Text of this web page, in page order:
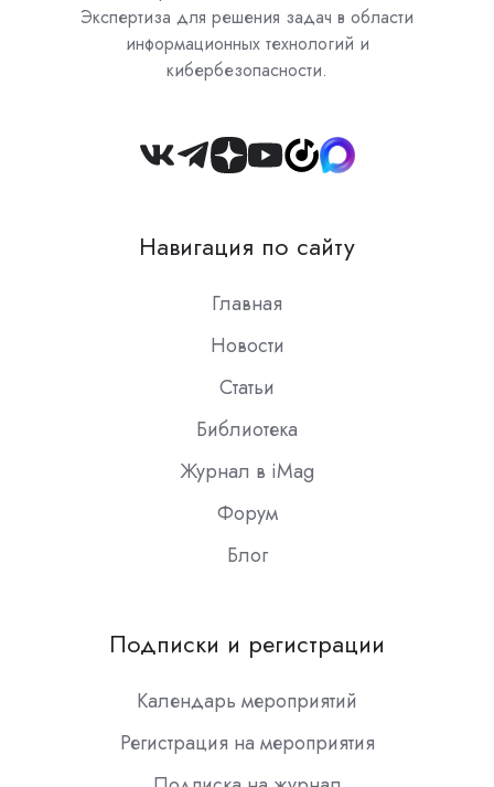
Экспертиза для решения задач в области
информационных технологий и
кибербезопасности.
Join
Slack
Навигация по сайту
Главная
Новости
Статьи
Библиотека
Журнал в iMag
Форум
Блог
Подписки и регистрации
Календарь мероприятий
Регистрация на мероприятия